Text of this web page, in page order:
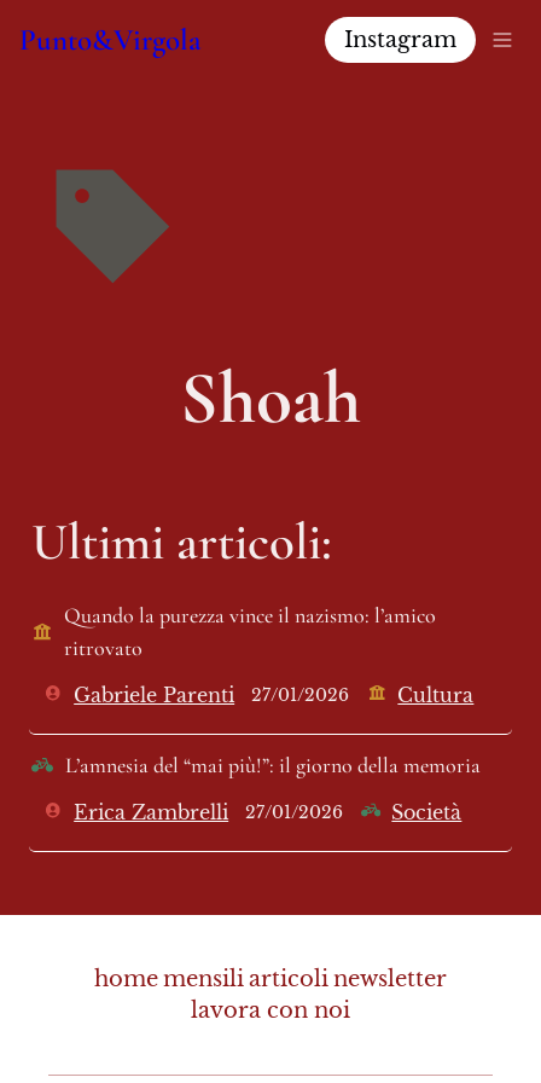
Punto&Virgola Instagram
Shoah
Ultimi articoli:
Quando la purezza vince il nazismo: l’amico
ritrovato
Gabriele Parenti 27/01/2026 Cultura
L’amnesia del “mai più!”: il giorno della memoria
Erica Zambrelli 27/01/2026 Società
homemensiliarticolinewsletter
lavora con noi